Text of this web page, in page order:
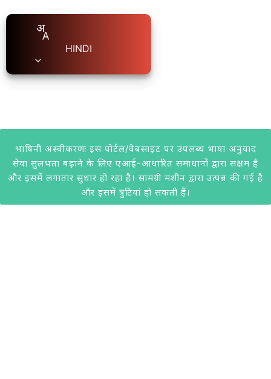
HINDI
भाषिनी अस्वीकरणः इस पोर्टल/वेबसाइट पर उपलब्ध भाषा अनुवाद
सेवा सुलभता बढ़ाने के लिए एआई-आधारित समाधानों द्वारा सक्षम है
और इसमें लगातार सुधार हो रहा है। सामग्री मशीन द्वारा उत्पन्न की गई है
और इसमें त्रुटियां हो सकती हैं।